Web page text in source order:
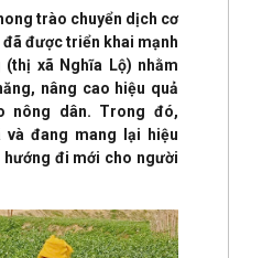
trào chuyển dịch cơ
được triển khai mạnh
xã Nghĩa Lộ) nhằm
nâng cao hiệu quả
nông dân. Trong đó,
đang mang lại hiệu
đi mới cho người